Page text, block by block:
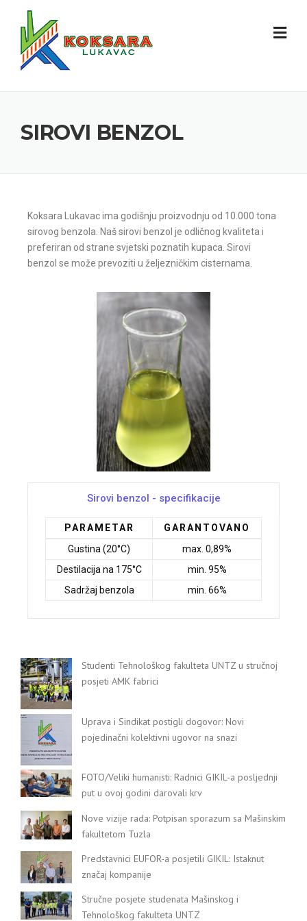
SIROVI BENZOL
Koksara Lukavac ima godišnju proizvodnju od 10.000 tona
sirovog benzola. Naš sirovi benzol je odličnog kvaliteta i
preferiran od strane svjetski poznatih kupaca. Sirovi
benzol se može prevoziti u željezničkim cisternama.
Sirovi benzol - specifikacije
PARAMETAR
GARANTOVANO
Gustina (20°C)
max. 0,89%
Destilacija na 175°C
min. 95%
Sadržaj benzola
min. 66%
Studenti Tehnološkog fakulteta UNTZ u stručnoj
posjeti AMK fabrici
Uprava i Sindikat postigli dogovor: Novi
pojedinačni kolektivni ugovor na snazi
FOTO/Veliki humanisti: Radnici GIKIL-a posljednji
put u ovoj godini darovali krv
Nove vizije rada: Potpisan sporazum sa Mašinskim
fakultetom Tuzla
Predstavnici EUFOR-a posjetili GIKIL: Istaknut
značaj kompanije
Stručne posjete studenata Mašinskog i
Tehnološkog fakulteta UNTZ